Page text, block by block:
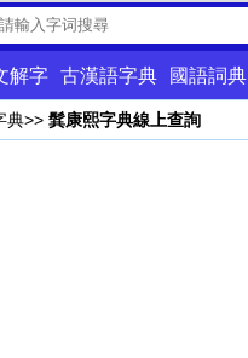
解字 古漢語字典 國語詞典
典>> 髸康熙字典線上查詢